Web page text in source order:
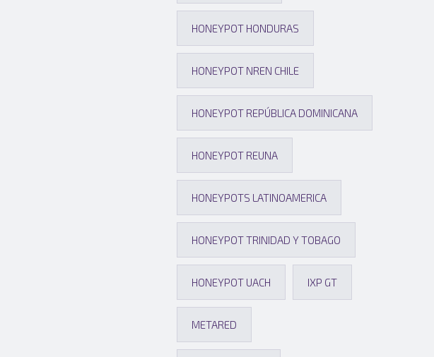
HONEYPOT HONDURAS
HONEYPOT NREN CHILE
HONEYPOT REPÚBLICA DOMINICANA
HONEYPOT REUNA
HONEYPOTS LATINOAMERICA
HONEYPOT TRINIDAD Y TOBAGO
HONEYPOT UACH IXP GT
METARED